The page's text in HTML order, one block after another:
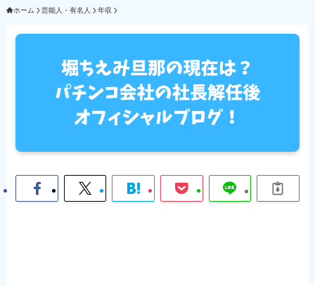
ホーム 芸能人・有名人 年収